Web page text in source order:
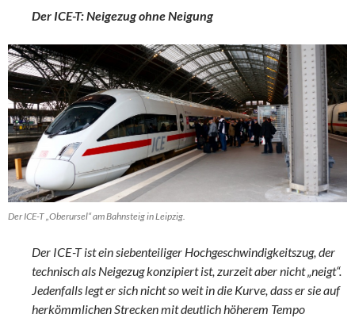
Der ICE-T: Neigezug ohne Neigung
Der ICE-T „Oberursel“ am Bahnsteig in Leipzig.
Der ICE-T ist ein siebenteiliger Hochgeschwindigkeitszug, der
technisch als Neigezug konzipiert ist, zurzeit aber nicht „neigt“.
Jedenfalls legt er sich nicht so weit in die Kurve, dass er sie auf
herkömmlichen Strecken mit deutlich höherem Tempo